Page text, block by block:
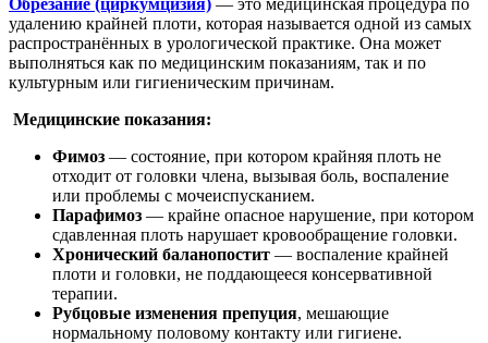
удалению крайней плоти, которая называется одной из самых
распространённых в урологической практике. Она может
выполняться как по медицинским показаниям, так и по
культурным или гигиеническим причинам.
Медицинские показания:
Фимоз — состояние, при котором крайняя плоть не
отходит от головки члена, вызывая боль, воспаление
или проблемы с мочеиспусканием.
Парафимоз — крайне опасное нарушение, при котором
сдавленная плоть нарушает кровообращение головки.
Хронический баланопостит — воспаление крайней
плоти и головки, не поддающееся консервативной
терапии.
Рубцовые изменения препуция, мешающие
нормальному половому контакту или гигиене.